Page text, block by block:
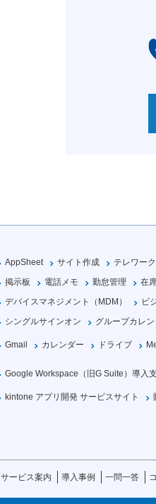
AppSheet サイト作成
テレワーク
掲示板
電話メモ 勤怠管理
在
デバイスマネジメント（MDM）
ビ
シングルサインオン
グループカレ
Gmail カレンダー ドライブ
Google Workspace（旧G Suite）導入
kintone アプリ開発 サービスサイト
サービス案内 導入事例 一問一答